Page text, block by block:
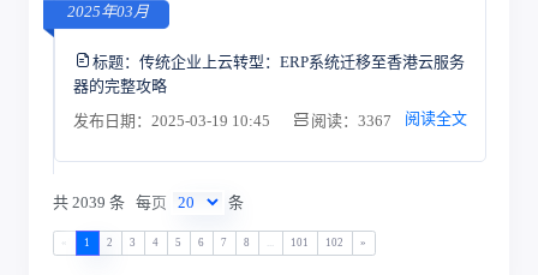
2025年03月
标题： 传统企业上云转型：ERP系统迁移至香港云服务
器的完整攻略
发布日期：2025-03-19 10:45
阅读：3367 阅读全文
共 2039 条 每页 条
1 2 3 4 5 6 7 8 101 102 »